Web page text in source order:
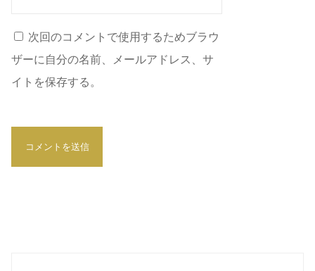
次回のコメントで使用するためブラウ
ザーに自分の名前、メールアドレス、サ
イトを保存する。